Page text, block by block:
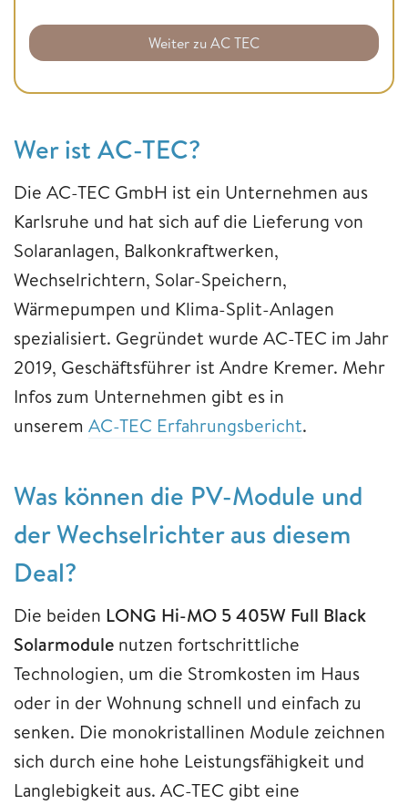
Weiter zu AC TEC
Wer ist AC-TEC?
Die AC-TEC GmbH ist ein Unternehmen aus
Karlsruhe und hat sich auf die Lieferung von
Solaranlagen, Balkonkraftwerken,
Wechselrichtern, Solar-Speichern,
Wärmepumpen und Klima-Split-Anlagen
spezialisiert. Gegründet wurde AC-TEC im Jahr
2019, Geschäftsführer ist Andre Kremer. Mehr
Infos zum Unternehmen gibt es in
unserem AC-TEC Erfahrungsbericht.
Was können die PV-Module und
der Wechselrichter aus diesem
Deal?
Die beiden LONG Hi-MO 5 405W Full Black
Solarmodule nutzen fortschrittliche
Technologien, um die Stromkosten im Haus
oder in der Wohnung schnell und einfach zu
senken. Die monokristallinen Module zeichnen
sich durch eine hohe Leistungsfähigkeit und
Langlebigkeit aus. AC-TEC gibt eine